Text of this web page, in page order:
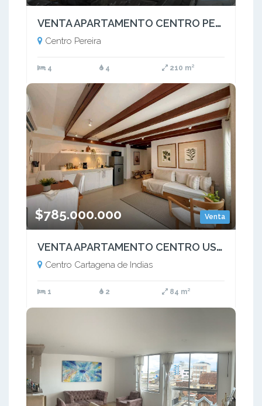
VENTA APARTAMENTO CENTRO PEREIRA
Centro Pereira
4 4 210 m²
Venta
$785.000.000
VENTA APARTAMENTO CENTRO USO MIXTO
Centro Cartagena de Indias
1 2 84 m²